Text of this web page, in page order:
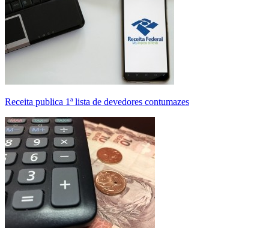
Receita publica 1ª lista de devedores contumazes